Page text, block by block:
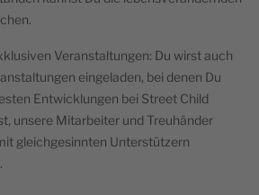
Veranstaltungen: Du wirst auch
eingeladen, bei denen Du
Entwicklungen bei Street Child
unsere Mitarbeiter und Treuhänder
gleichgesinnten Unterstützern